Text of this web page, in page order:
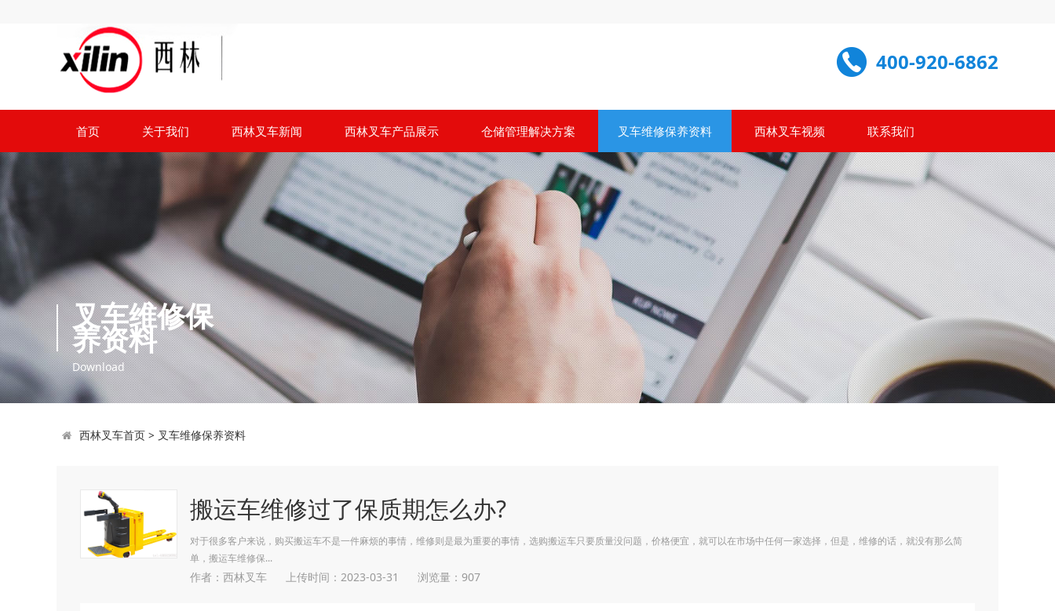
400-920-6862
首页 关于我们 西林叉车新闻 西林叉车产品展示 仓储管理解决方案 叉车维修保养资料 西林叉车视频 联系我们
叉车维修保
养资料
Download
西林叉车首页> 叉车维修保养资料
搬运车维修过了保质期怎么办?
对于很多客户来说，购买搬运车不是一件麻烦的事情，维修则是最为重要的事情，选购搬运车只要质量没问题，价格便宜，就可以在市场中任何一家选择，但是，维修的话，就没有那么简
单，搬运车维修保...
作者：西林叉车 上传时间：2023-03-31 浏览量：907